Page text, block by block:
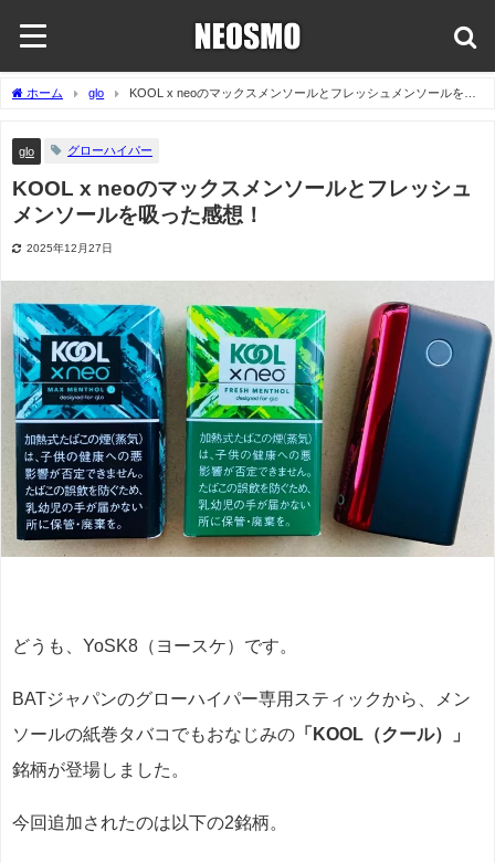
ホーム glo
KOOL x neoのマックスメンソールとフレッシュメンソールを吸
glo グローハイパー
KOOL x neoのマックスメンソールとフレッシュ
メンソールを吸った感想！
2025年12月27日
どうも、YoSK8（ヨースケ）です。
BATジャパンのグローハイパー専用スティックから、メン
ソールの紙巻タバコでもおなじみの 「KOOL（クール）」
銘柄が登場しました。
今回追加されたのは以下の2銘柄。